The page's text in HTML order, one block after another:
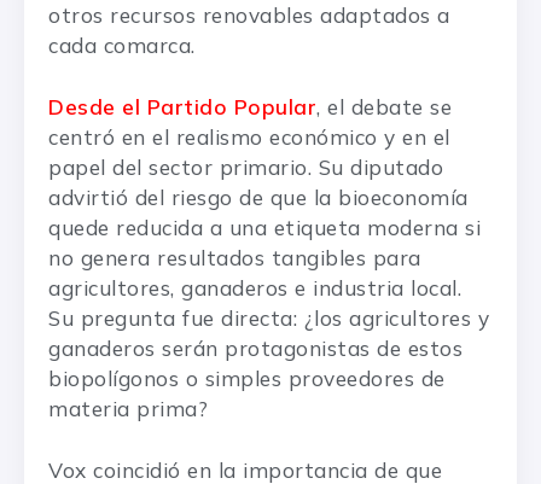
otros recursos renovables adaptados a
cada comarca.
Desde el Partido Popular, el debate se
centró en el realismo económico y en el
papel del sector primario. Su diputado
advirtió del riesgo de que la bioeconomía
quede reducida a una etiqueta moderna si
no genera resultados tangibles para
agricultores, ganaderos e industria local.
Su pregunta fue directa: ¿los agricultores y
ganaderos serán protagonistas de estos
biopolígonos o simples proveedores de
materia prima?
Vox coincidió en la importancia de que